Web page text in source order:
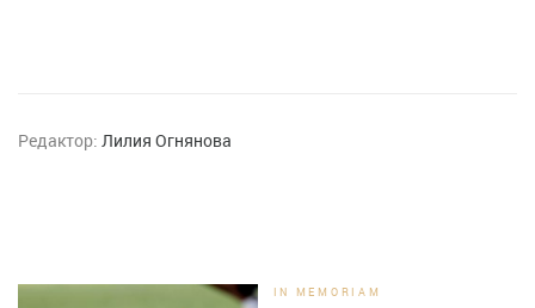
Редактор: Лилия Огнянова
IN MEMORIAM